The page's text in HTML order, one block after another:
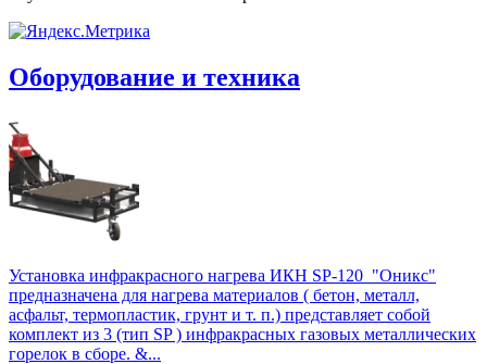
Оборудование и техника
Установка инфракрасного нагрева ИКН SP-120 "Оникс"
предназначена для нагрева материалов ( бетон, металл,
асфальт, термопластик, грунт и т. п.) представляет собой
комплект из 3 (тип SP ) инфракрасных газовых металлических
горелок в сборе. &...